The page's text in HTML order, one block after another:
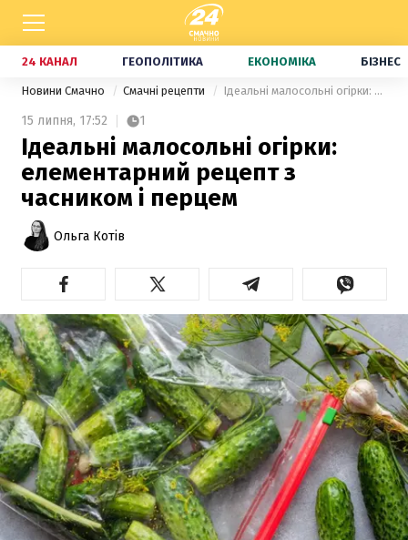
24 КАНАЛ ГЕОПОЛІТИКА ЕКОНОМІКА БІЗНЕС
Новини Смачно Смачні рецепти Ідеальні малосольні огірки: елементарний рецепт з часником і перцем
15 липня, 17:52 1
Ідеальні малосольні огірки:
елементарний рецепт з
часником і перцем
Ольга Котів